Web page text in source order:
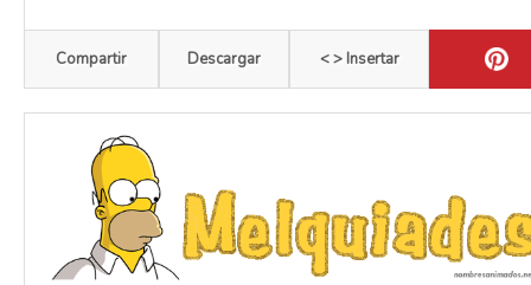
Compartir Descargar < > Insertar